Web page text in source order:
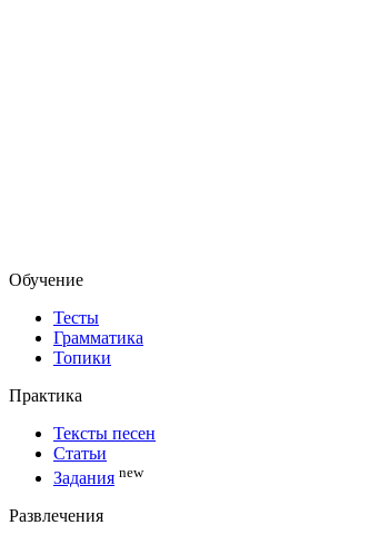
Обучение
Тесты
Грамматика
Топики
Практика
Тексты песен
Статьи
Задания new
Развлечения